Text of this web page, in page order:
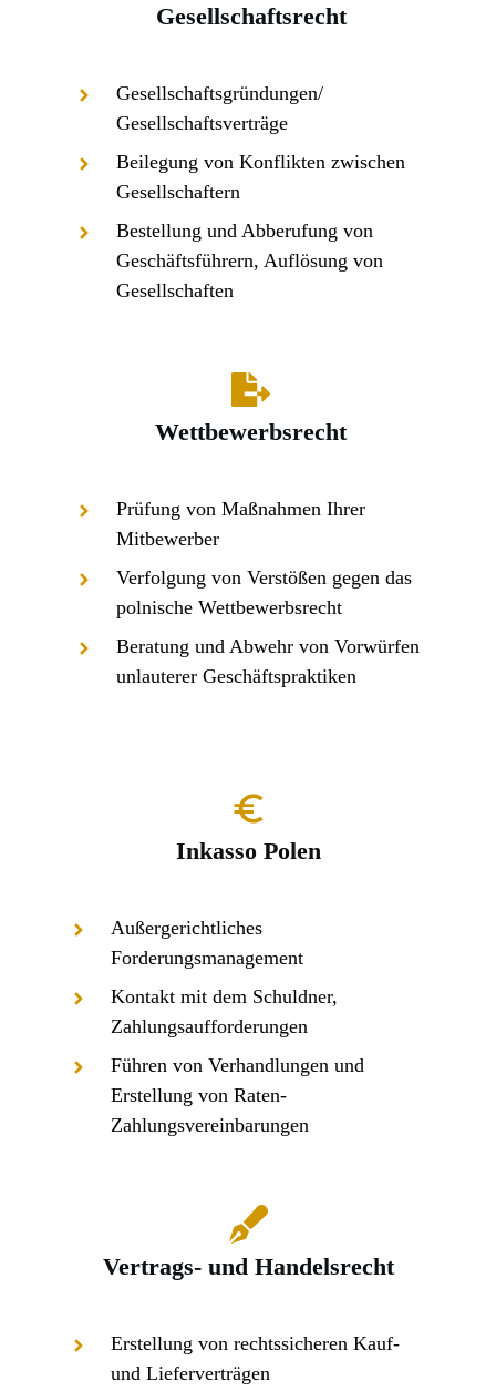
Marcin Narloch, Radca Prawny,
Gesellschaftsrecht
Gesellschaftsgründungen/
Gesellschaftsverträge
Beilegung von Konflikten zwischen
Gesellschaftern
Bestellung und Abberufung von
Geschäftsführern, Auflösung von
Gesellschaften
Wettbewerbsrecht
Prüfung von Maßnahmen Ihrer
Mitbewerber
Verfolgung von Verstößen gegen das
polnische Wettbewerbsrecht
Beratung und Abwehr von Vorwürfen
unlauterer Geschäftspraktiken
Inkasso Polen
Außergerichtliches
Forderungsmanagement
Kontakt mit dem Schuldner,
Zahlungsaufforderungen
Führen von Verhandlungen und
Erstellung von Raten-
Zahlungsvereinbarungen
Vertrags- und Handelsrecht
Erstellung von rechtssicheren Kauf-
und Lieferverträgen